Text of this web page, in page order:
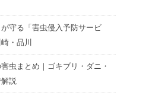
守る「害虫侵入予防サービ
・品川
虫まとめ｜ゴキブリ・ダニ・
説